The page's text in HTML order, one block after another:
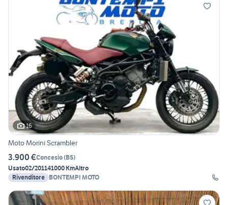
16
Moto Morini Scrambler
3.900 €Concesio(BS)
Usato02/201141000 KmAltro
Rivenditore BONTEMPI MOTO